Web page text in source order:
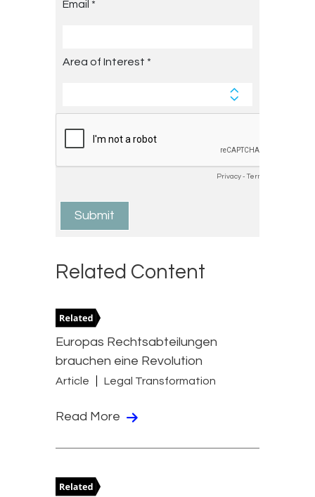
Related Content
Europas Rechtsabteilungen
brauchen eine Revolution
Article Legal Transformation
Read More